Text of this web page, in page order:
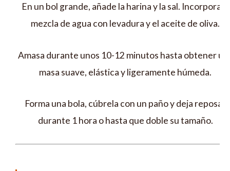
En un bol grande, añade la harina y la sal. Incorpora la
mezcla de agua con levadura y el aceite de oliva.
Amasa durante unos 10-12 minutos hasta obtener
masa suave, elástica y ligeramente húmeda.
Forma una bola, cúbrela con un paño y deja reposar
durante 1 hora o hasta que doble su tamaño.